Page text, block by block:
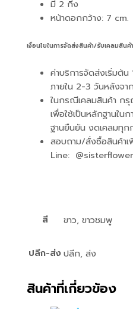
มี 2 กิ่ง
หน้าดอกกว้าง: 7 cm.
เงื่อนไขในการจัดส่งสินค้า/รับเคลมสินค้า
ค่าบริการจัดส่งเริ่มต้
ภายใน 2-3 วันหลังจาก
ในกรณีเคลมสินค้า ก
เพื่อใช้เป็นหลักฐานใน
ฐานยืนยัน งดเคลมทุ
สอบถาม/สั่งซื้อสินค้า
Line:
สี ขาว, ขาวชมพู
ปลีก-ส่งปลีก, ส่ง
สินค้าที่เกี่ยวข้อง